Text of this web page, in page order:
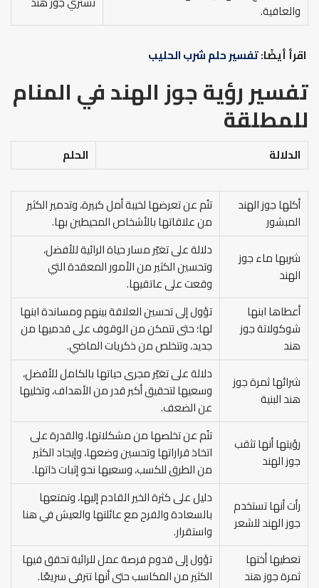
والعافية.
اقرأ أيضًا:تفسير حلم شرب الحليب
تفسير رؤية جوز الهند في المنام
للمطلقة
الدلالة الحلم
أكلها جوز الهند
المبشور
تنُم عن تعرضها لخيبة أمل كبيرة، وتدمير الكثير
من علاقاتها بالأشخاص المحيطين بها.
شربها ماء جوز
الهند
دلالة على تغيّر مسار حياة الرائية للأفضل،
وتحسين الكثير من الأمور المعقدة التي
وقعت على عاتقيها.
أعطاها ابنها
شوكولاتة جوز
هند
تؤول إلى تحسين العلاقة بينهم ومساندة ابنها
لها؛ حتى تتمكن من الوقوف على قدميها من
جديد، وتتخلص من ذكريات الماضي.
شرائها ثمرة جوز
هند البنية
دلالة على تغيّر مجرى حياتها بالكامل للأفضل،
وسعيها لتحقيق أكبر قدر من الأهداف، وتخليها
عن الضعف.
رؤيتها أنها تثقب
جوز الهند
تنُم عن تخلصها من مشكلاتها، والقدرة على
اتخاذ قراراتها وتحسين وضعها، وإيجاد الكثير
من الطرق للكسب، وسعيها نحو إثبات ذاتها.
رأت أنها تستخدم
جوز الهند للشعر
دليل على كثرة الخير القادم إليها، وتمتعها
بالسعادة والفرح مع عائلتها والعيش في هنا
واستقرار.
تعطيها أختها
ثمرة جوز هند
تؤول إلى قدوم فرصة عمل للرائية تحقق فيها
الكثير من المكاسب حتى أنها تترقى سريعًا.